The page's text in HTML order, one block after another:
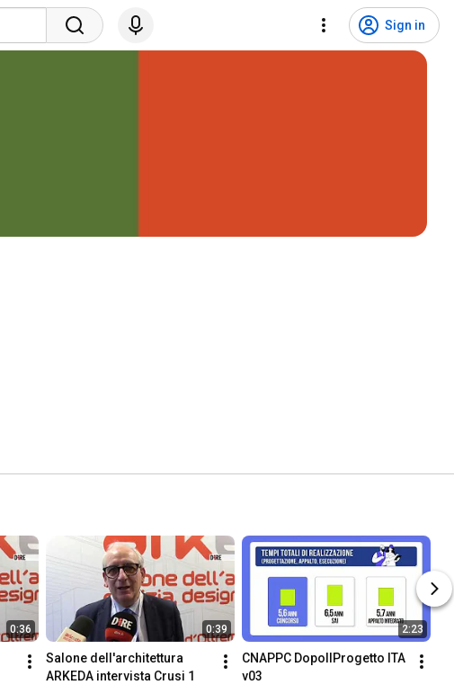
Sign in
0:36 0:39
Salone dell'architettura
ARKEDA intervista Crusi 1
2:23
CNAPPC DopoIlProgetto ITA
v03